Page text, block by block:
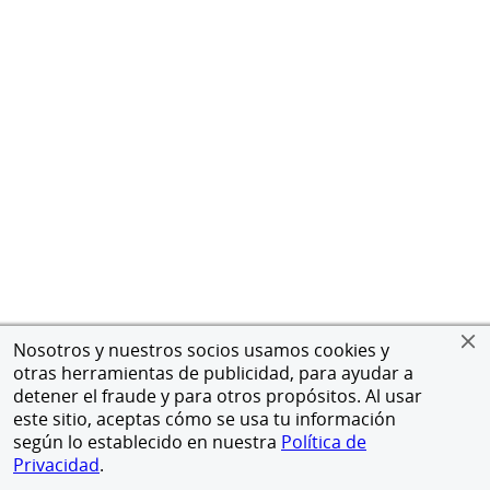
Nosotros y nuestros socios usamos cookies y
otras herramientas de publicidad, para ayudar a
detener el fraude y para otros propósitos. Al usar
este sitio, aceptas cómo se usa tu información
según lo establecido en nuestra Política de
Privacidad.